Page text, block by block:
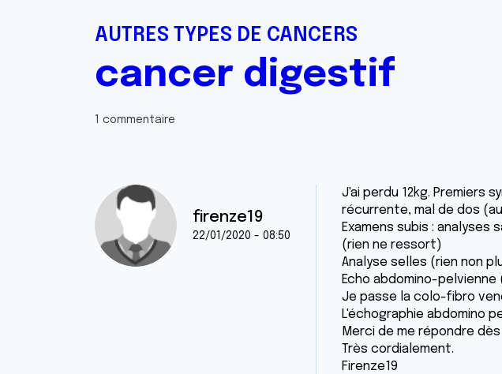
AUTRES TYPES DE CANCERS
cancer digestif
1 commentaire
firenze19
22/01/2020 - 08:50
J'ai perdu 12kg. Premiers
récurrente, mal de dos
Examens subis : analyses
(rien ne ressort)
Analyse selles (rien non
Echo abdomino-
Je passe la colo-fibro
L'échographie abdomino
Merci de me répondre
Très cordialement.
Firenze19